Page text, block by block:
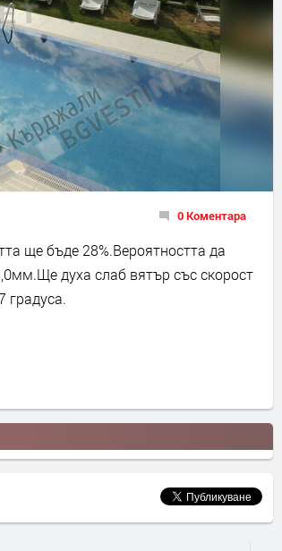
0 Коментара
ще бъде 28%.Вероятността да
духа слаб вятър със скорост
градуса.